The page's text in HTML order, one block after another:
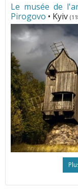
Le musée de
Pirogovo • Kyiv